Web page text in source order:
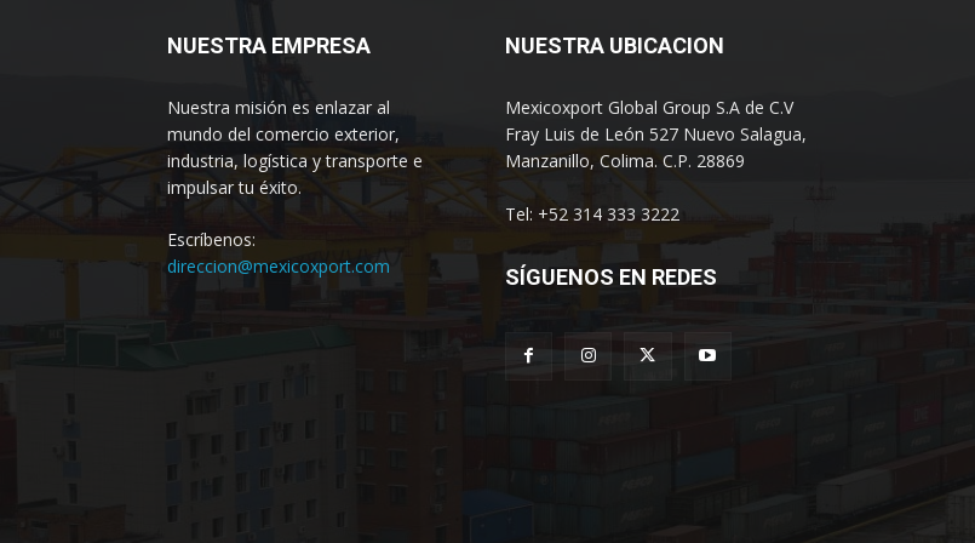
NUESTRA EMPRESA
Nuestra misión es enlazar al
mundo del comercio exterior,
industria, logística y transporte e
impulsar tu éxito.
Escríbenos:
direccion@mexicoxport.com
NUESTRA UBICACION
Mexicoxport Global Group S.A de C.V
Fray Luis de León 527 Nuevo Salagua,
Manzanillo, Colima. C.P. 28869
Tel: +52 314 333 3222
SÍGUENOS EN REDES